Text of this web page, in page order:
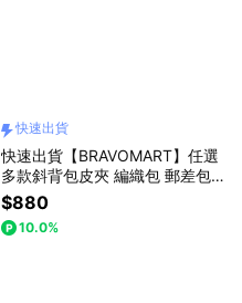
快速出貨
快速出貨【BRAVOMART】任選
多款斜背包皮夾 編織包 郵差包
側背包 短夾 長夾 生日禮物 送禮
自選 男生禮物 現貨 巨蟹座 禮物
獨家 新品上市 送給男生 真皮皮
$880
10.0%